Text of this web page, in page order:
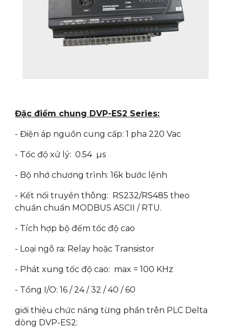
Đặc điểm chung DVP-ES2 Series:
- Điện áp nguồn cung cấp: 1 pha 220 Vac
- Tốc độ xử lý: 0.54 µs
- Bộ nhớ chương trình: 16k bước lệnh
- Kết nối truyền thông: RS232/RS485 theo
chuẩn chuẩn MODBUS ASCII / RTU.
- Tích hợp bộ đếm tốc độ cao
- Loại ngõ ra: Relay hoặc Transistor
- Phát xung tốc độ cao: max = 100 KHz
- Tổng I/O: 16 / 24 / 32 / 40 / 60
giới thiệu chức năng từng phần trên PLC Delta
dòng DVP-ES2: